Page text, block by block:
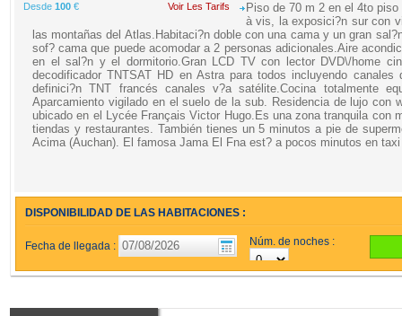
Desde 100 € Voir Les Tarifs
Piso de 70 m 2 en el 4to
à vis, la exposici?n sur con
las montañas del Atlas.Habitaci?n doble con una cama y un gran
sof? cama que puede acomodar a 2 personas adicionales.Aire
en el sal?n y el dormitorio.Gran LCD TV con lector DVD\/home
decodificador TNTSAT HD en Astra para todos incluyendo canales
definici?n TNT francés canales v?a satélite.Cocina totalmente
Aparcamiento vigilado en el suelo de la sub. Residencia de lujo con
ubicado en el Lycée Français Victor Hugo.Es una zona tranquila con
tiendas y restaurantes. También tienes un 5 minutos a pie de
Acima (Auchan). El famosa Jama El Fna est? a pocos minutos en taxi
DISPONIBILIDAD DE LAS HABITACIONES :
Fecha de llegada : Núm. de noches :